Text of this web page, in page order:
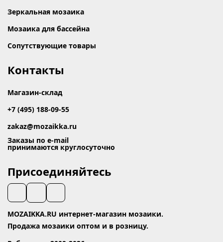
Зеркальная мозаика
Мозаика для бассейна
Сопутствующие товары
Контакты
Магазин-склад
+7 (495) 188-09-55
zakaz@mozaikka.ru
Заказы по e-mail
принимаются круглосуточно
Присоединяйтесь
MOZAIKKA.RU интернет-магазин мозаики.
Продажа мозаики оптом и в розницу.